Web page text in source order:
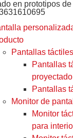
en prototipos
Pantallas táctiles
Pantallas
proyectado
Pantallas
Monitor de
Monitor
para